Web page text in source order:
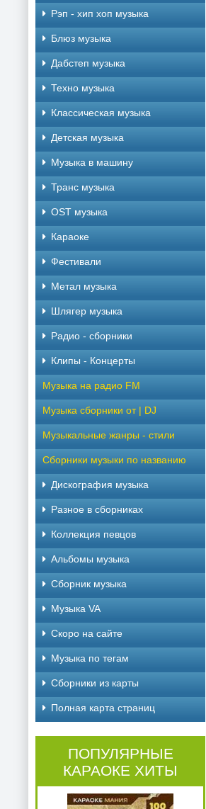
Рэп - хип хоп музыка
Блюз музыка
Дабстеп музыка
Техно музыка
Классическая музыка
Детская музыка
Музыка в машину
Транс музыка
OST музыка
Караоке
Фестивали
Метал музыка
Шлягер музыка
Радио - сборники
Клипы - Концерты
Музыка на радио FM
Музыка сборники от | DJ
Музыкальные жанры - стили
Сборники музыки по названию
Дискография музыка
Разное в сборниках
Коллекция певцов
Альбомы музыка
Сборник музыка
Музыка VA
Скоро на сайте
Музыка по тегам
Cборники из карты
Полная карта страниц
ПОПУЛЯРНЫЕ
КАРАОКЕ ХИТЫ